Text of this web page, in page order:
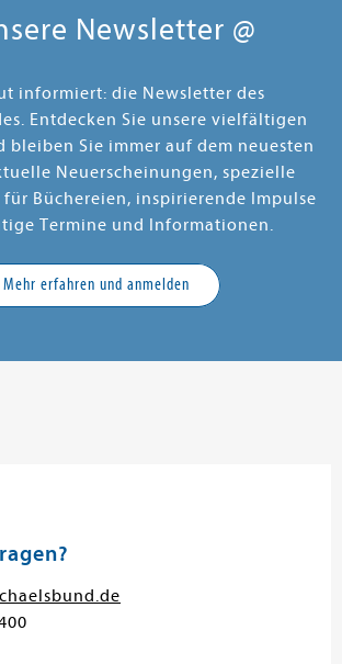
Newsletter @
informiert: die Newsletter des
Entdecken Sie unsere vielfältigen
bleiben Sie immer auf dem neuesten
Neuerscheinungen, spezielle
Büchereien, inspirierende Impulse
Termine und Informationen.
Mehr erfahren und anmelden